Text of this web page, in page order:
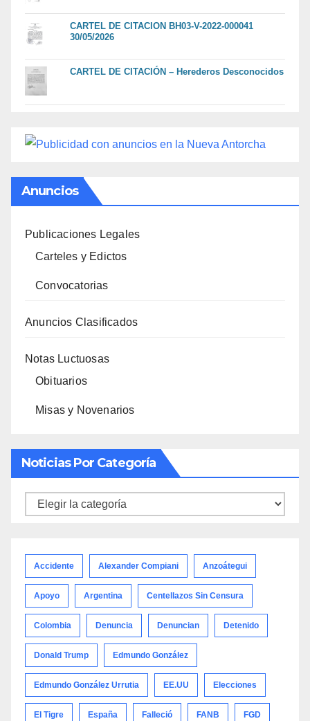
CARTEL DE CITACION BH03-V-2022-000041
30/05/2026
CARTEL DE CITACIÓN – Herederos Desconocidos
Anuncios
Publicaciones Legales
Carteles y Edictos
Convocatorias
Anuncios Clasificados
Notas Luctuosas
Obituarios
Misas y Novenarios
Noticias Por Categoría
Noticias
Accidente Alexander Compiani Anzoátegui
Apoyo Argentina Centellazos Sin Censura
Colombia Denuncia Denuncian Detenido
Donald Trump Edmundo González
Edmundo González Urrutia EE.UU Elecciones
El Tigre España Falleció FANB FGD